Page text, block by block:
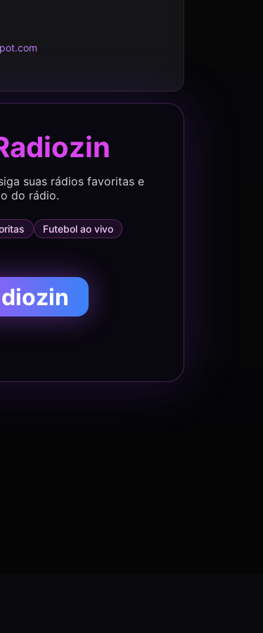
suas rádios favoritas e
do rádio.
Futebol ao vivo